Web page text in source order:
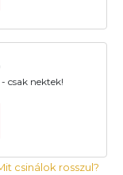
csak nektek!
csinálok rosszul?